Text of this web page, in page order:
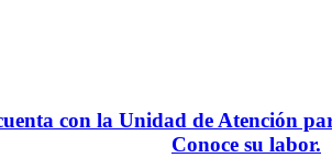
con la Unidad de Atención
Conoce su labor.